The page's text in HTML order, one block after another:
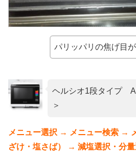
パリッパリの焦げ目が
ヘルシオ1段タイプ
＞
メニュー選択 → メニュー検索 →
ざけ・塩さば） → 減塩選択・分